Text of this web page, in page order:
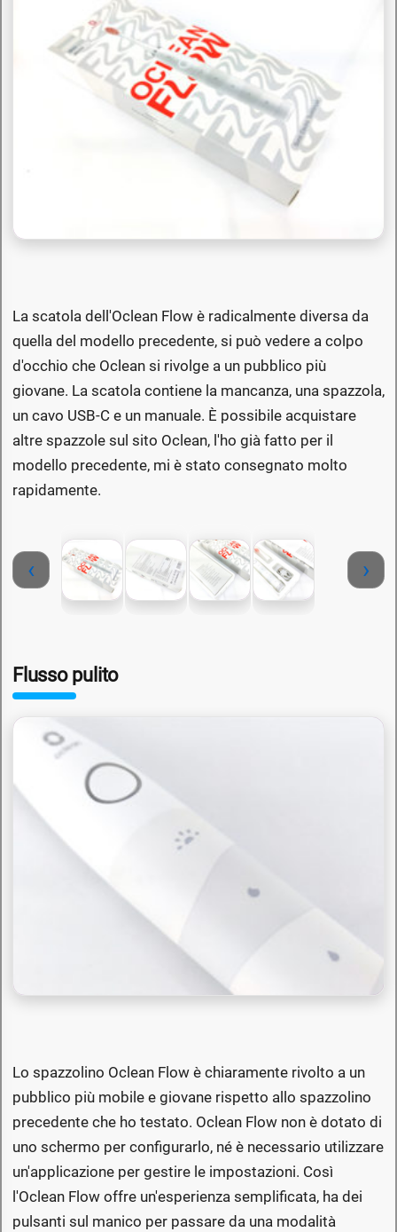
La scatola dell'Oclean Flow è radicalmente diversa da
quella del modello precedente, si può vedere a colpo
d'occhio che Oclean si rivolge a un pubblico più
giovane. La scatola contiene la mancanza, una spazzola,
un cavo USB-C e un manuale. È possibile acquistare
altre spazzole sul sito Oclean, l'ho già fatto per il
modello precedente, mi è stato consegnato molto
rapidamente.
‹ ›
Flusso pulito
Lo spazzolino Oclean Flow è chiaramente rivolto a un
pubblico più mobile e giovane rispetto allo spazzolino
precedente che ho testato. Oclean Flow non è dotato di
uno schermo per configurarlo, né è necessario utilizzare
un'applicazione per gestire le impostazioni. Così
l'Oclean Flow offre un'esperienza semplificata, ha dei
pulsanti sul manico per passare da una modalità